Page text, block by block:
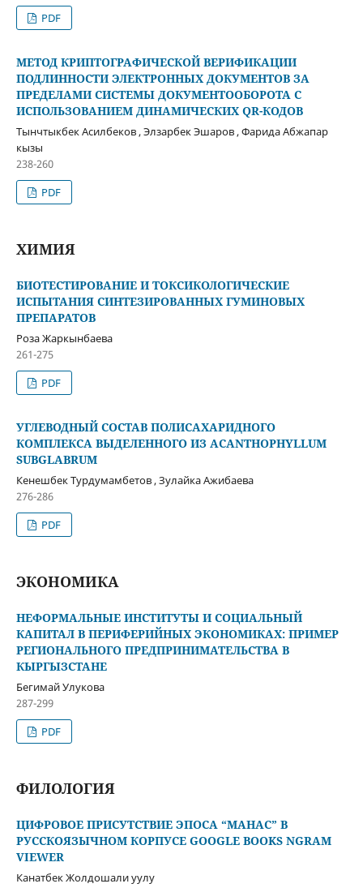
PDF
МЕТОД КРИПТОГРАФИЧЕСКОЙ ВЕРИФИКАЦИИ
ПОДЛИННОСТИ ЭЛЕКТРОННЫХ ДОКУМЕНТОВ ЗА
ПРЕДЕЛАМИ СИСТЕМЫ ДОКУМЕНТООБОРОТА С
ИСПОЛЬЗОВАНИЕМ ДИНАМИЧЕСКИХ QR-КОДОВ
Тынчтыкбек Асилбеков , Элзарбек Эшаров , Фарида Абжапар
кызы
238-260
PDF
ХИМИЯ
БИОТЕСТИРОВАНИЕ И ТОКСИКОЛОГИЧЕСКИЕ
ИСПЫТАНИЯ СИНТЕЗИРОВАННЫХ ГУМИНОВЫХ
ПРЕПАРАТОВ
Роза Жаркынбаева
261-275
PDF
УГЛЕВОДНЫЙ СОСТАВ ПОЛИСАХАРИДНОГО
КОМПЛЕКСА ВЫДЕЛЕННОГО ИЗ ACANTHOPHYLLUM
SUBGLABRUM
Кенешбек Турдумамбетов , Зулайка Ажибаева
276-286
PDF
ЭКОНОМИКА
НЕФОРМАЛЬНЫЕ ИНСТИТУТЫ И СОЦИАЛЬНЫЙ
КАПИТАЛ В ПЕРИФЕРИЙНЫХ ЭКОНОМИКАХ: ПРИМЕР
РЕГИОНАЛЬНОГО ПРЕДПРИНИМАТЕЛЬСТВА В
КЫРГЫЗСТАНЕ
Бегимай Улукова
287-299
PDF
ФИЛОЛОГИЯ
ЦИФРОВОЕ ПРИСУТСТВИЕ ЭПОСА “МАНАС” В
РУССКОЯЗЫЧНОМ КОРПУСЕ GOOGLE BOOKS NGRAM
VIEWER
Канатбек Жолдошали уулу